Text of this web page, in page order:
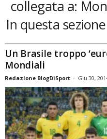
collegata a:
In questa
Un Brasile troppo
Mondiali
Redazione BlogDiSport - Giu 30,